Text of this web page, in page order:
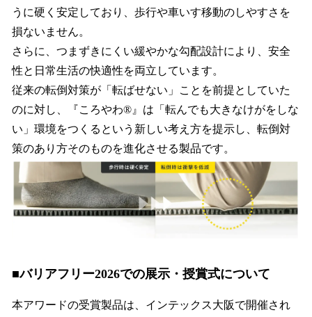
うに硬く安定しており、歩行や車いす移動のしやすさを
損ないません。
さらに、つまずきにくい緩やかな勾配設計により、安全
性と日常生活の快適性を両立しています。
従来の転倒対策が「転ばせない」ことを前提としていた
のに対し、『ころやわ®』は「転んでも大きなけがをしな
い」環境をつくるという新しい考え方を提示し、転倒対
策のあり方そのものを進化させる製品です。
■バリアフリー2026での展示・授賞式について
本アワードの受賞製品は、インテックス大阪で開催され